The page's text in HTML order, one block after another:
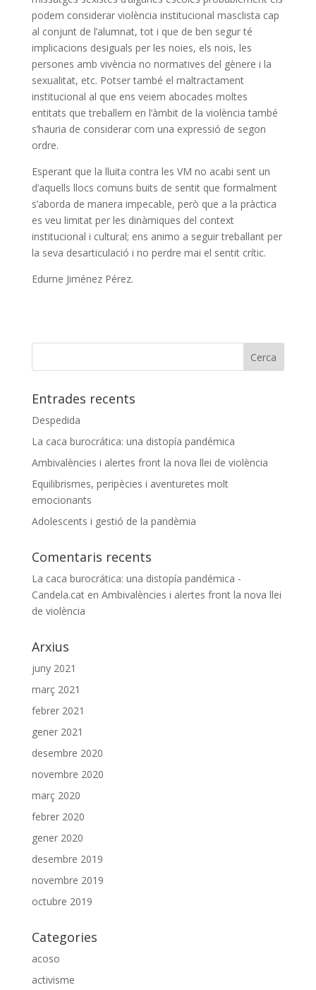
podem considerar violència institucional masclista cap
al conjunt de l’alumnat, tot i que de ben segur té
implicacions desiguals per les noies, els nois, les
persones amb vivència no normatives del gènere i la
sexualitat, etc. Potser també el maltractament
institucional al que ens veiem abocades moltes
entitats que treballem en l’àmbit de la violència també
s’hauria de considerar com una expressió de segon
ordre.
Esperant que la lluita contra les VM no acabi sent un
d’aquells llocs comuns buits de sentit que formalment
s’aborda de manera impecable, però que a la pràctica
es veu limitat per les dinàmiques del context
institucional i cultural; ens animo a seguir treballant per
la seva desarticulació i no perdre mai el sentit crític.
Edurne Jiménez Pérez.
Entrades recents
Despedida
La caca burocrática: una distopía pandémica
Ambivalències i alertes front la nova llei de violència
Equilibrismes, peripècies i aventuretes molt
emocionants
Adolescents i gestió de la pandèmia
Comentaris recents
La caca burocrática: una distopía pandémica -
Candela.caten Ambivalències i alertes front la nova llei
de violència
Arxius
juny 2021
març 2021
febrer 2021
gener 2021
desembre 2020
novembre 2020
març 2020
febrer 2020
gener 2020
desembre 2019
novembre 2019
octubre 2019
Categories
acoso
activisme